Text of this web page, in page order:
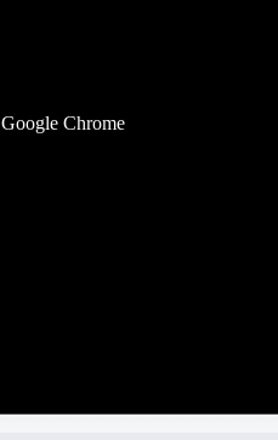
מאת Google Chrome